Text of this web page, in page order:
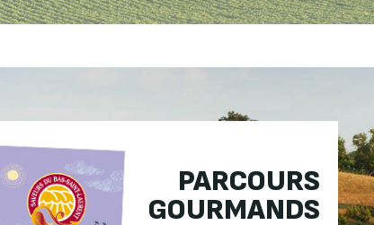
PARCOURS
GOURMANDS